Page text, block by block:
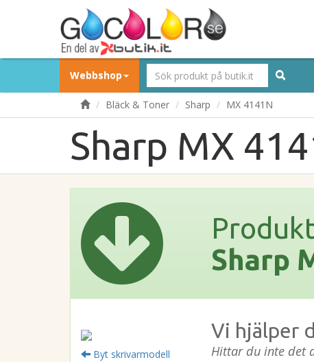
Webbshop
Bläck & Toner Sharp MX 4141N
Sharp MX
Sharp
Byt skrivarmodell
Vi hjälper
Hittar du inte det